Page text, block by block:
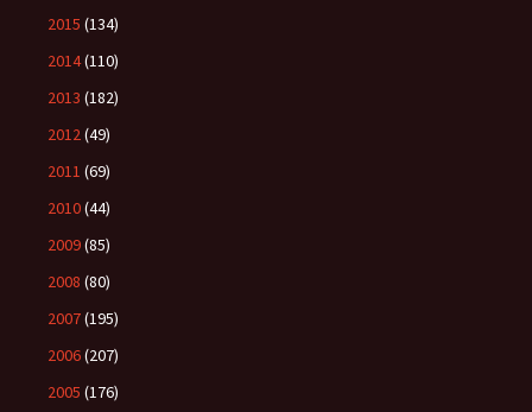
2015 (134)
2014(110)
2013 (182)
2012(49)
2011 (69)
2010(44)
2009(85)
2008 (80)
2007(195)
2006(207)
2005 (176)